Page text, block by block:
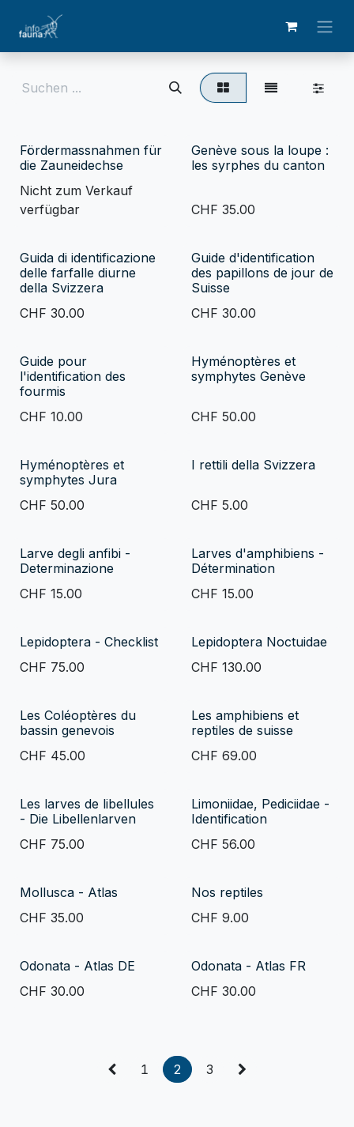
Fördermassnahmen für
die Zauneidechse
Nicht zum Verkauf
verfügbar
Genève sous la loupe :
les syrphes du canton
CHF 35.00
Guida di identificazione
delle farfalle diurne
della Svizzera
CHF 30.00
Guide d'identification
des papillons de jour de
Suisse
CHF 30.00
Guide pour
l'identification des
fourmis
CHF 10.00
Hyménoptères et
symphytes Genève
CHF 50.00
Hyménoptères et
symphytes Jura
CHF 50.00
I rettili della Svizzera
CHF 5.00
Larve degli anfibi -
Determinazione
CHF 15.00
Larves d'amphibiens -
Détermination
CHF 15.00
Lepidoptera - Checklist
CHF 75.00
Lepidoptera Noctuidae
CHF 130.00
Les Coléoptères du
bassin genevois
CHF 45.00
Les amphibiens et
reptiles de suisse
CHF 69.00
Les larves de libellules
- Die Libellenlarven
CHF 75.00
Limoniidae, Pediciidae -
Identification
CHF 56.00
Mollusca - Atlas
CHF 35.00
Nos reptiles
CHF 9.00
Odonata - Atlas DE
CHF 30.00
Odonata - Atlas FR
CHF 30.00
1 2 3